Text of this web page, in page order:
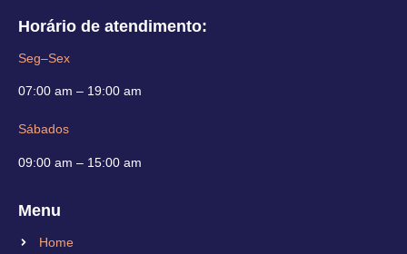
Horário de atendimento:
Seg–Sex
07:00 am – 19:00 am
Sábados
09:00 am – 15:00 am
Menu
Home